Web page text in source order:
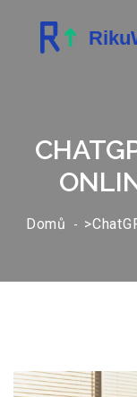
Domů